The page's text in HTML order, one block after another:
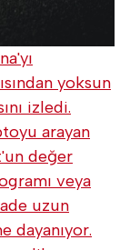
yoksun
izledi.
arayan
değer
veya
uzun
dayanıyor.